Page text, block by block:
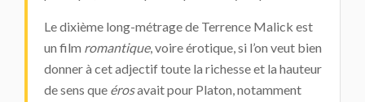
Le dixième long-métrage de Terrence Malick est
un film romantique, voire érotique, si l’on veut bien
donner à cet adjectif toute la richesse et la hauteur
de sens que érosavait pour Platon, notamment